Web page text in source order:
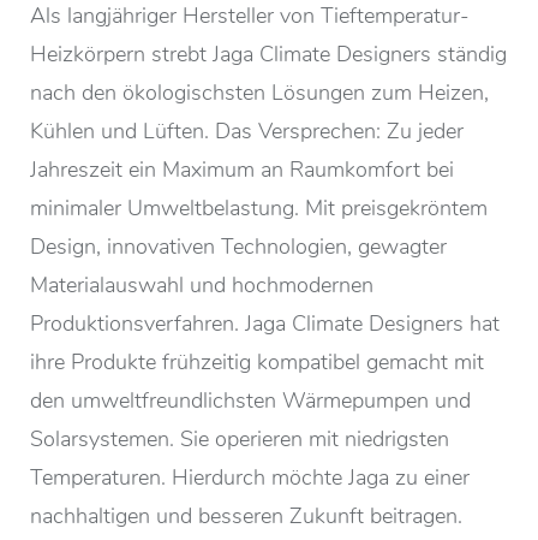
Als langjähriger Hersteller von Tieftemperatur-
Heizkörpern strebt Jaga Climate Designers ständig
nach den ökologischsten Lösungen zum Heizen,
Kühlen und Lüften. Das Versprechen: Zu jeder
Jahreszeit ein Maximum an Raumkomfort bei
minimaler Umweltbelastung. Mit preisgekröntem
Design, innovativen Technologien, gewagter
Materialauswahl und hochmodernen
Produktionsverfahren. Jaga Climate Designers hat
ihre Produkte frühzeitig kompatibel gemacht mit
den umweltfreundlichsten Wärmepumpen und
Solarsystemen. Sie operieren mit niedrigsten
Temperaturen. Hierdurch möchte Jaga zu einer
nachhaltigen und besseren Zukunft beitragen.